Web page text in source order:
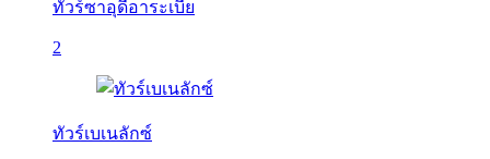
ทัวร์ซาอุดีอาระเบีย
2
ทัวร์เบเนลักซ์